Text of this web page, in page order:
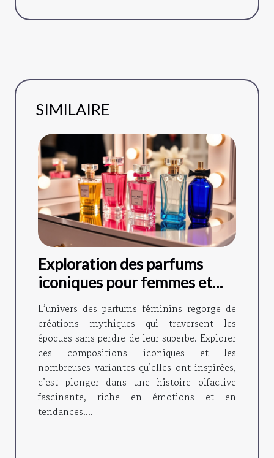
SIMILAIRE
Exploration des parfums
iconiques pour femmes et
leurs variantes ?
L’univers des parfums féminins regorge de
créations mythiques qui traversent les
époques sans perdre de leur superbe. Explorer
ces compositions iconiques et les
nombreuses variantes qu’elles ont inspirées,
c’est plonger dans une histoire olfactive
fascinante, riche en émotions et en
tendances....